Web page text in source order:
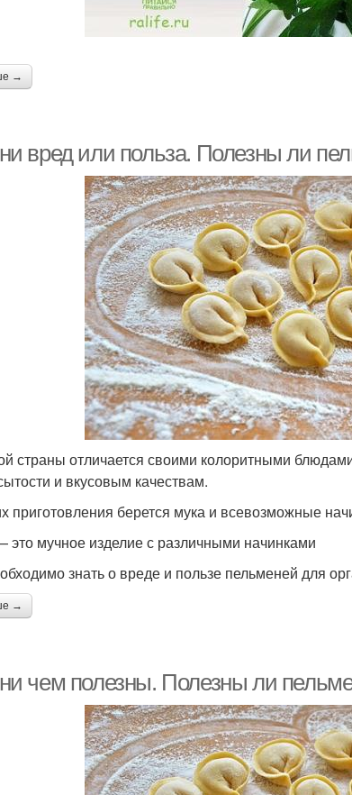
→
вред или польза. Полезны ли
страны отличается своими колоритными
и вкусовым качествам.
приготовления берется мука и всевозможные
мучное изделие с различными начинками
знать о вреде и пользе пельменей для
→
чем полезны. Полезны ли